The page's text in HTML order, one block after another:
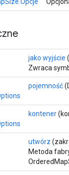
jako wyjście
Zwraca
pojemność
kontener
utwórz
Metoda